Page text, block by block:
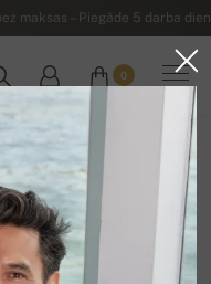
maksas – Piegāde 5 darba
0